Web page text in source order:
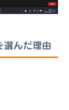
選んだ理由